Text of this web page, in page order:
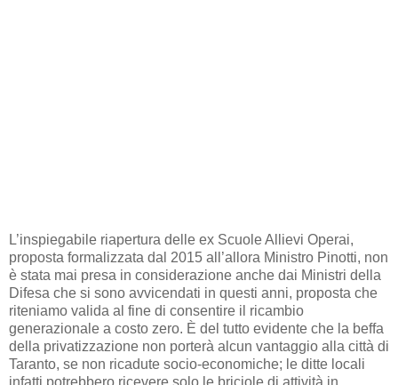
L’inspiegabile riapertura delle ex Scuole Allievi Operai,
proposta formalizzata dal 2015 all’allora Ministro Pinotti, non
è stata mai presa in considerazione anche dai Ministri della
Difesa che si sono avvicendati in questi anni, proposta che
riteniamo valida al fine di consentire il ricambio
generazionale a costo zero. È del tutto evidente che la beffa
della privatizzazione non porterà alcun vantaggio alla città di
Taranto, se non ricadute socio-economiche; le ditte locali